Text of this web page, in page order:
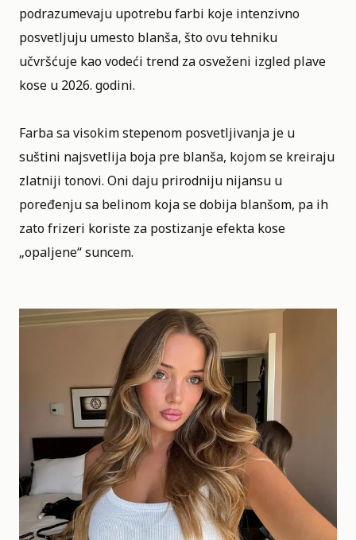
podrazumevaju upotrebu farbi koje intenzivno
posvetljuju umesto blanša, što ovu tehniku
učvršćuje kao vodeći trend za osveženi izgled plave
kose u 2026. godini.
Farba sa visokim stepenom posvetljivanja je u
suštini najsvetlija boja pre blanša, kojom se kreiraju
zlatniji tonovi. Oni daju prirodniju nijansu u
poređenju sa belinom koja se dobija blanšom, pa ih
zato frizeri koriste za postizanje efekta kose
„opaljene“ suncem.